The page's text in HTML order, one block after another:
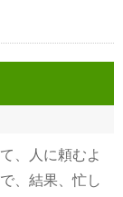
、人に頼むよ
、結果、忙し